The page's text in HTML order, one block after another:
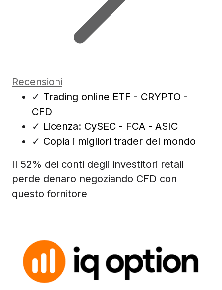
Recensioni
✓ Trading online ETF - CRYPTO -
CFD
✓ Licenza: CySEC - FCA - ASIC
✓ Copia i migliori trader del mondo
Il 52% dei conti degli investitori retail
perde denaro negoziando CFD con
questo fornitore